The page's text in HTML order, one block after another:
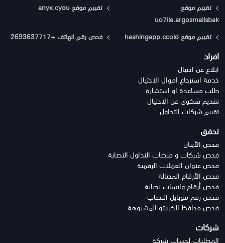
تقييم موقع
uo7ile.argosmallsbak
تقييم موقع anyx.cyou
تقييم موقع hashingapp.ccold فحص رقم الهاتف +2693637717
افراد
ابلاغ عن احتيال
خدمة استرجاع اموال الاحتيال
طلب مساعدة او استشارة
تقديم شكوى عن الاحتيال
تقييم شركات التداول
تحقق
فحص الأيبان
فحص شركات و منصات التداول النصابة
فحص عنوان العملات الرقمية
فحص الأرقام المحتالة
فحص أرقام واتساب نصابة
فحص رقم موبايل النصاب
فحص محافظ الكريبتو المشبوهة
شركات
المطلبات لحساب شركة